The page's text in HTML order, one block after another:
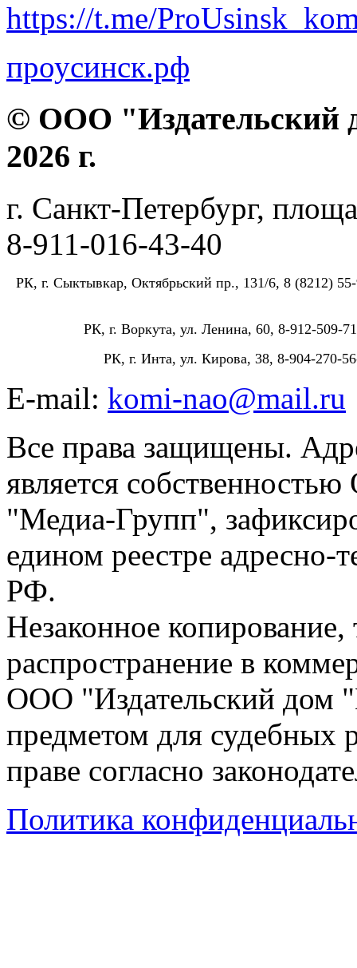
https://t.me/
проусинск.рф
© ООО "Издательский
2026 г.
г. Санкт-Петербург,
8-911-016-43-40
РК, г. Сыктывкар, Октябрьский пр., 131/6, 8 (8212)
РК, г. Воркута, ул. Ленина, 60, 8-912-509-
РК, г. Инта, ул. Кирова, 38, 8-904-270-
E-mail: komi-nao@mail.ru
Все права защищены.
является
"Медиа-Групп",
едином реестре адресно-
РФ.
Незаконное
распространение в
ООО "Издательский дом
предметом для судебных
праве согласно
Политика